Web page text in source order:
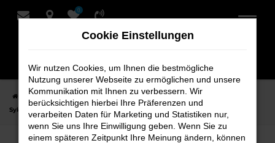
Zum
0
Startseite Syke Audi
Audi A6 Fahrzeuge bei Schmidt + Koch für
Syke
Cookie Einstellungen
Wir nutzen Cookies, um Ihnen die bestmögliche
Nutzung unserer Webseite zu ermöglichen und unsere
Kommunikation mit Ihnen zu verbessern. Wir
berücksichtigen hierbei Ihre Präferenzen und
verarbeiten Daten für Marketing und Statistiken nur,
wenn Sie uns Ihre Einwilligung geben. Wenn Sie zu
einem späteren Zeitpunkt Ihre Meinung ändern, können